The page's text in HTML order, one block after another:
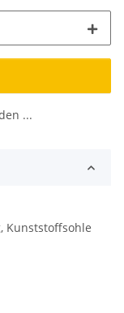
...
Kunststoffsohle